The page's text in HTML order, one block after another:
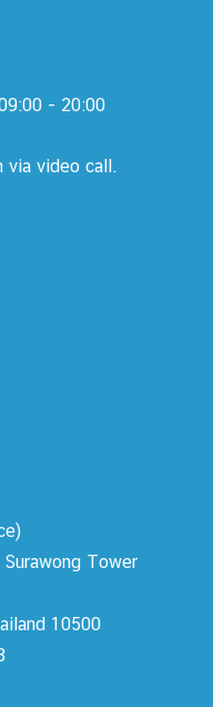
- 20:00
via video call.
Tower
10500